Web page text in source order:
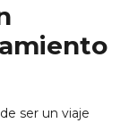
ser un viaje